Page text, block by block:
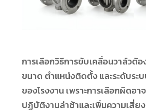
การเลือกวิธีการขับเคลื่อนวาล์วต้
ขนาด ตำแหน่งติดตั้ง และระดับระ
ของโรงงาน เพราะการเลือกผิดอา
ปฏิบัติงานล่าช้าและเพิ่มความเสี่ย